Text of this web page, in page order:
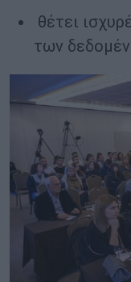
θέτει
των